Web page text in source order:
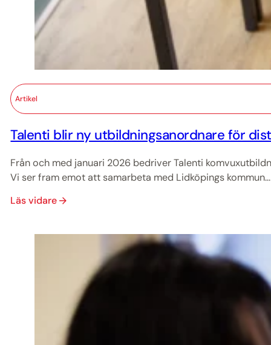
Artikel
Talenti blir ny utbildningsanordnare för
Från och med januari 2026 bedriver Talenti
Vi ser fram emot att samarbeta med Lidköpings kommun...
Läs vidare